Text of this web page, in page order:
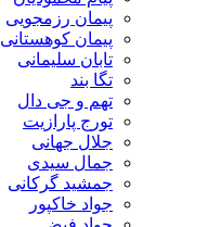
پیمان رزمجویی
پیمان کوهستانی
تابان سلیمانی
تگا بند
تهم و جی دال
تورج پارازیت
جلال جهانی
جمال سیدی
جمشید گرکانی
جواد خاکپور